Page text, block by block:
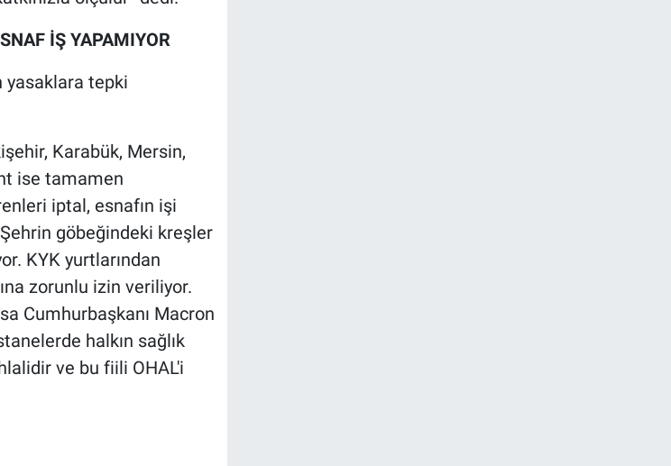
İŞ YAPAMIYOR
yasaklara tepki
Karabük, Mersin,
ise tamamen
iptal, esnafın işi
göbeğindeki kreşler
KYK yurtlarından
zorunlu izin veriliyor.
Cumhurbaşkanı Macron
halkın sağlık
ve bu fiili OHAL'i